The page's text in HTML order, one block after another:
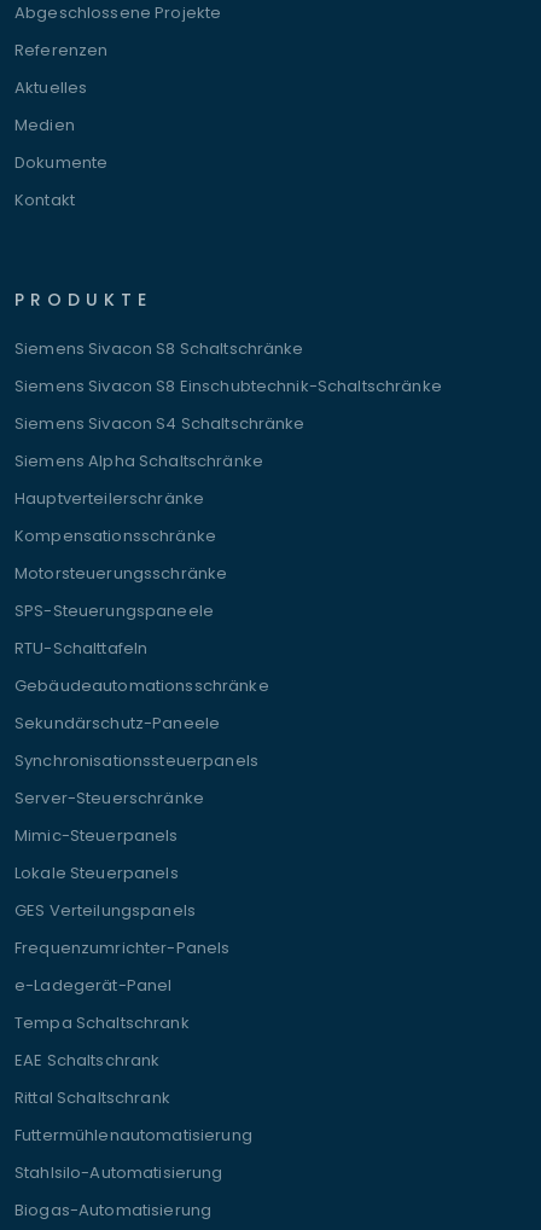
Abgeschlossene Projekte
Referenzen
Aktuelles
Medien
Dokumente
Kontakt
PRODUKTE
Siemens Sivacon S8 Schaltschränke
Siemens Sivacon S8 Einschubtechnik-Schaltschränke
Siemens Sivacon S4 Schaltschränke
Siemens Alpha Schaltschränke
Hauptverteilerschränke
Kompensationsschränke
Motorsteuerungsschränke
SPS-Steuerungspaneele
RTU-Schalttafeln
Gebäudeautomationsschränke
Sekundärschutz-Paneele
Synchronisationssteuerpanels
Server-Steuerschränke
Mimic-Steuerpanels
Lokale Steuerpanels
GES Verteilungspanels
Frequenzumrichter-Panels
e-Ladegerät-Panel
Tempa Schaltschrank
EAE Schaltschrank
Rittal Schaltschrank
Futtermühlenautomatisierung
Stahlsilo-Automatisierung
Biogas-Automatisierung